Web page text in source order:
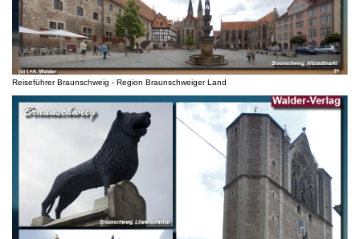
Reiseführer Braunschweig - Region Braunschweiger Land